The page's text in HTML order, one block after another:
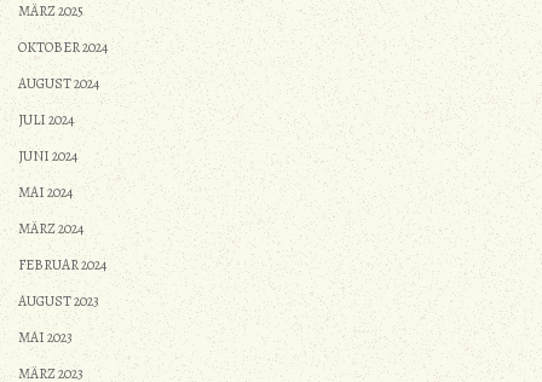
MÄRZ 2025
OKTOBER 2024
AUGUST 2024
JULI 2024
JUNI 2024
MAI 2024
MÄRZ 2024
FEBRUAR 2024
AUGUST 2023
MAI 2023
MÄRZ 2023